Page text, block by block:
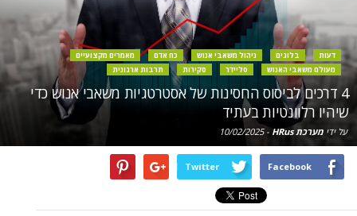
דעות בלוגים ניהול משאבי אנוש כח אדם
מאמרים מקצועיים
מעולם משאבי האנוש
סליידר סקירות תרבות ארגונית
4 דרכים לביסוס החסינות של אסטרטגיות משאבי אנוש כדי
שיהיו רלוונטיות בעתיד
על ידי מערכת HRus -
10/02/2025
Facebook
Twitter